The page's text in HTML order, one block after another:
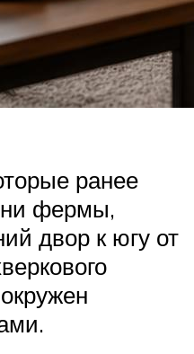
ранее
фермы,
двор к югу от